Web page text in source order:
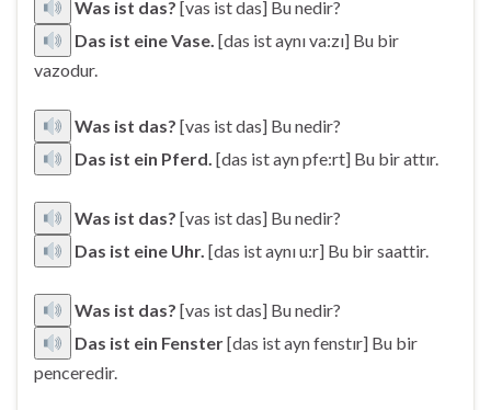
Was ist das? [vas ist das] Bu nedir?
Das ist eine Vase. [das ist aynı va:zı] Bu bir
vazodur.
Was ist das? [vas ist das] Bu nedir?
Das ist ein Pferd. [das ist ayn pfe:rt] Bu bir attır.
Was ist das? [vas ist das] Bu nedir?
Das ist eine Uhr. [das ist aynı u:r] Bu bir saattir.
Was ist das? [vas ist das] Bu nedir?
Das ist ein Fenster[das ist ayn fenstır] Bu bir
penceredir.